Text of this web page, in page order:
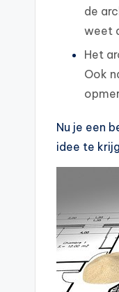
de
weet
Het
Ook
Nu je een
idee te